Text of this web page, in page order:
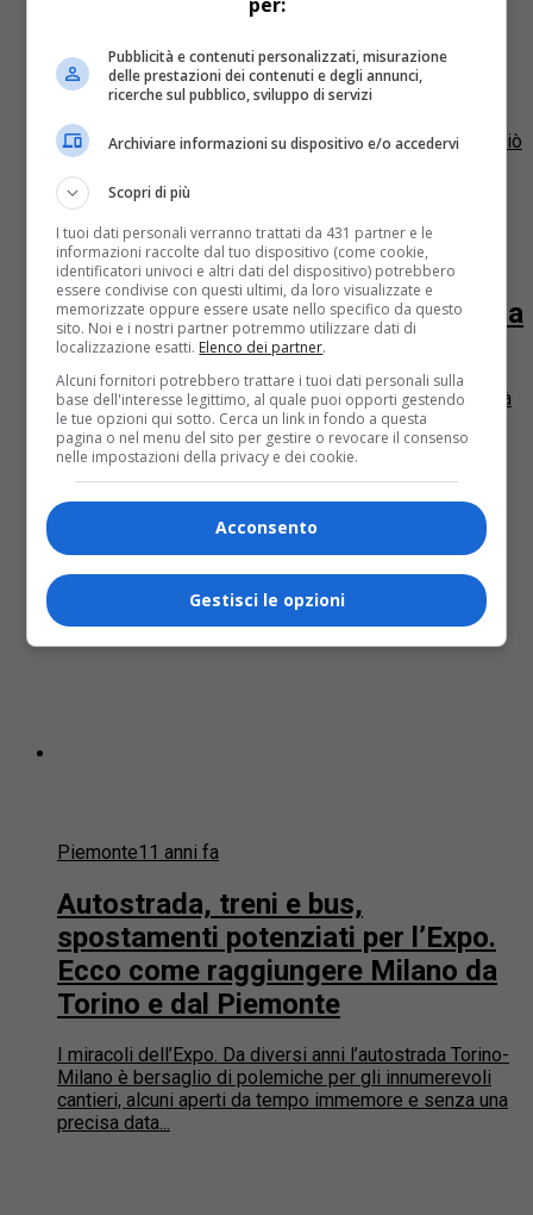
Il pane prodotto dai detenuti di
Alessandria arriva all’Expo
Fra i vari motivi per cui l’Expo è molto importante per ciò
che rappresenta e per ciò che fa, ce n’è uno senza
dubbio di rilevanza...
Economia11 anni fa
Expo 2015 come occasione per
l’imprenditoria locale piemontese: la
sfida secondo il San Paolo
“Expo 2015. Il ruolo di Intesa Sanpaolo e le opportunità
per le imprese” è il titolo dell’incontro che si è svolto
nei giorni scorso presso il Salone...
Piemonte11 anni fa
Autostrada, treni e bus,
spostamenti potenziati per l’Expo.
Ecco come raggiungere Milano da
Torino e dal Piemonte
I miracoli dell’Expo. Da diversi anni l’autostrada Torino-
Milano è bersaglio di polemiche per gli innumerevoli
cantieri, alcuni aperti da tempo immemore e senza una
precisa data...
Pubblicità e contenuti personalizzati, misurazione
delle prestazioni dei contenuti e degli annunci,
ricerche sul pubblico, sviluppo di servizi
Archiviare informazioni su dispositivo e/o accedervi
Scopri di più
I tuoi dati personali verranno trattati da 431 partner e le
informazioni raccolte dal tuo dispositivo (come cookie,
identificatori univoci e altri dati del dispositivo) potrebbero
essere condivise con questi ultimi, da loro visualizzate e
memorizzate oppure essere usate nello specifico da questo
sito. Noi e i nostri partner potremmo utilizzare dati di
localizzazione esatti. Elenco dei partner.
Alcuni fornitori potrebbero trattare i tuoi dati personali sulla
base dell'interesse legittimo, al quale puoi opporti gestendo
le tue opzioni qui sotto. Cerca un link in fondo a questa
pagina o nel menu del sito per gestire o revocare il consenso
nelle impostazioni della privacy e dei cookie.
Acconsento
Gestisci le opzioni